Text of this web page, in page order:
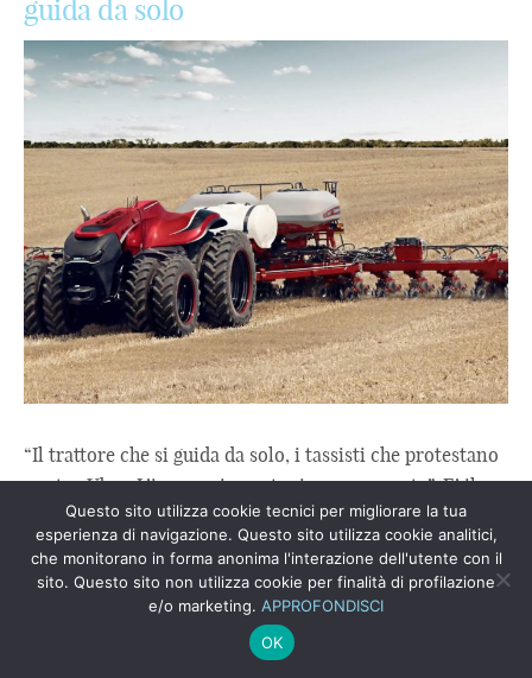
guida da solo
“Il trattore che si guida da solo, i tassisti che protestano
contro Uber. L’innovazione stupisce e spaventa”. E’ il
bellissimo incipit di uno straordinario articolo ...
Leggi Tutto
IL “DEBITO BUONO” FA SORRIDERE
IL BANCHIERE SVIZZERO XY
Questo sito utilizza cookie tecnici per migliorare la tua
esperienza di navigazione. Questo sito utilizza cookie analitici,
che monitorano in forma anonima l'interazione dell'utente con il
sito. Questo sito non utilizza cookie per finalità di profilazione
e/o marketing. APPROFONDISCI
OK